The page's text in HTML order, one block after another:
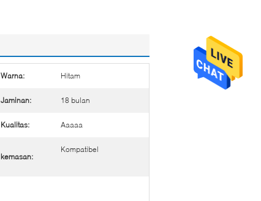
Warna: Hitam
Jaminan: 18 bulan
Kualitas: Aaaaa
kemasan:
Kompatibel